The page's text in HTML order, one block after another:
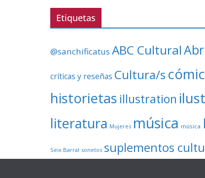
Etiquetas
@sanchificatus ABC Cultural
críticas y reseñas Cultura/s
historietas illustration
literatura Mujeres música música
Seix Barral sonetos suplementos